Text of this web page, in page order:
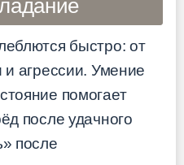
быстро: от
и агрессии. Умение
помогает
после удачного
после